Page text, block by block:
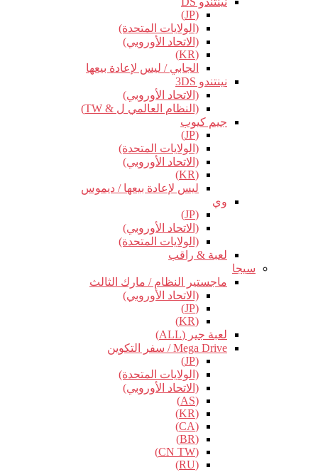
(JP)
(الولايات المتحدة)
(الاتحاد الأوروبي)
(KR)
الجابي / ليس لإعادة بيعها
نينتندو 3DS
(الاتحاد الأوروبي)
(النظام العالمي ل & TW)
جيم كيوب
(JP)
(الولايات المتحدة)
(الاتحاد الأوروبي)
(KR)
ليس لإعادة بيعها / ديموس
وي
(JP)
(الاتحاد الأوروبي)
(الولايات المتحدة)
لعبة & راقب
سيجا
ماجستير النظام / مارك الثالث
(الاتحاد الأوروبي)
(JP)
(KR)
لعبة جير (ALL)
Mega Drive / سفر التكوين
(JP)
(الولايات المتحدة)
(الاتحاد الأوروبي)
(AS)
(KR)
(CA)
(BR)
(CN TW)
(RU)